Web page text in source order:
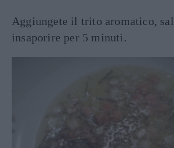
Aggiungete il trito aromatico,
insaporire per 5 minuti.